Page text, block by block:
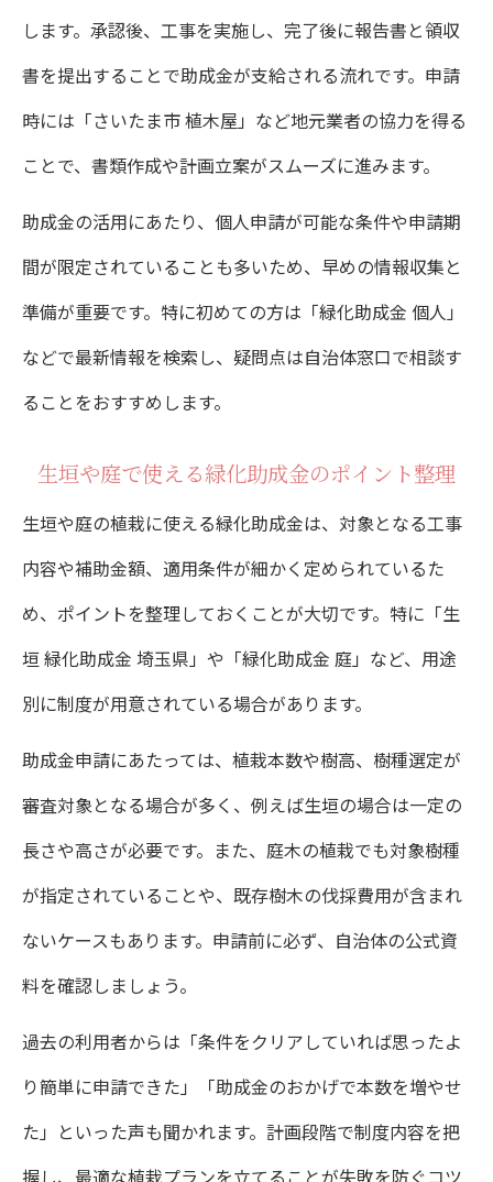
します。承認後、工事を実施し、完了後に報告書と領収
書を提出することで助成金が支給される流れです。申請
時には「さいたま市 植木屋」など地元業者の協力を得る
ことで、書類作成や計画立案がスムーズに進みます。
助成金の活用にあたり、個人申請が可能な条件や申請期
間が限定されていることも多いため、早めの情報収集と
準備が重要です。特に初めての方は「緑化助成金 個人」
などで最新情報を検索し、疑問点は自治体窓口で相談す
ることをおすすめします。
生垣や庭で使える緑化助成金のポイント整理
生垣や庭の植栽に使える緑化助成金は、対象となる工事
内容や補助金額、適用条件が細かく定められているた
め、ポイントを整理しておくことが大切です。特に「生
垣 緑化助成金 埼玉県」や「緑化助成金 庭」など、用途
別に制度が用意されている場合があります。
助成金申請にあたっては、植栽本数や樹高、樹種選定が
審査対象となる場合が多く、例えば生垣の場合は一定の
長さや高さが必要です。また、庭木の植栽でも対象樹種
が指定されていることや、既存樹木の伐採費用が含まれ
ないケースもあります。申請前に必ず、自治体の公式資
料を確認しましょう。
過去の利用者からは「条件をクリアしていれば思ったよ
り簡単に申請できた」「助成金のおかげで本数を増やせ
た」といった声も聞かれます。計画段階で制度内容を把
握し、最適な植栽プランを立てることが失敗を防ぐコツ